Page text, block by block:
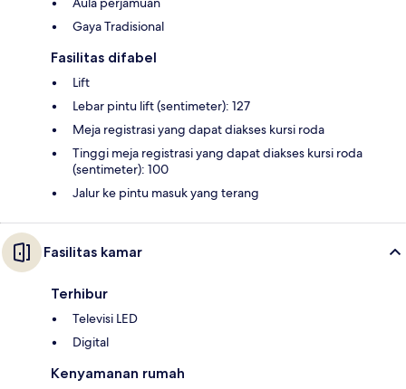
Gaya Tradisional
Fasilitas difabel
Lift
Lebar pintu lift (sentimeter): 127
Meja registrasi yang dapat diakses kursi roda
Tinggi meja registrasi yang dapat diakses kursi roda
(sentimeter): 100
Jalur ke pintu masuk yang terang
Fasilitas kamar
Terhibur
Televisi LED
Digital
Kenyamanan rumah